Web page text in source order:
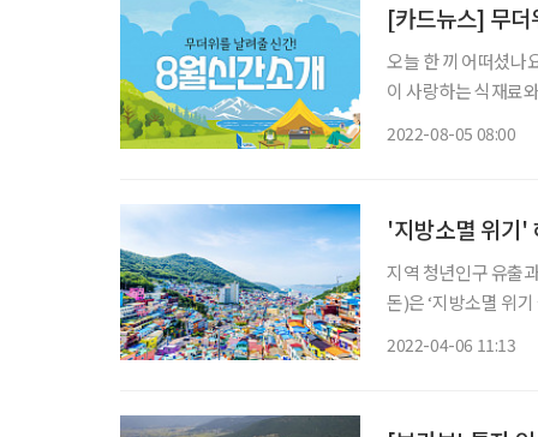
[카드뉴스] 무더
오늘 한 끼 어떠셨나
이 사랑하는 식재료
2022-08-05 08:00
'지방소멸 위기'
지역 청년인구 유출
돈)은 ‘지방소멸 위
2022-04-06 11:13